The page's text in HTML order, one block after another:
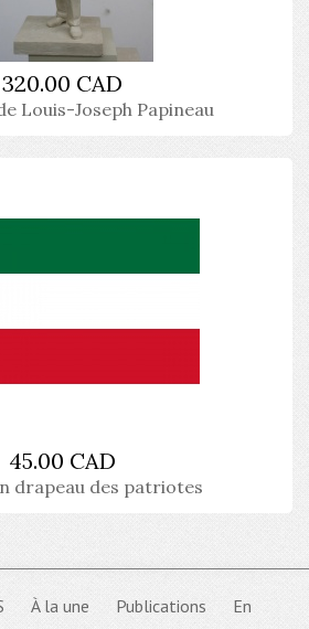
320.00 CAD
Louis-Joseph Papineau
45.00 CAD
drapeau des patriotes
À la une Publications
En